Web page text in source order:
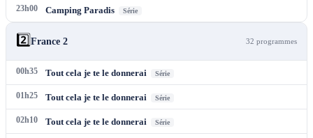
23h00 Camping Paradis Série
2️⃣France 2 32 programmes
00h35 Tout cela je te le donnerai Série
01h25 Tout cela je te le donnerai Série
02h10 Tout cela je te le donnerai Série